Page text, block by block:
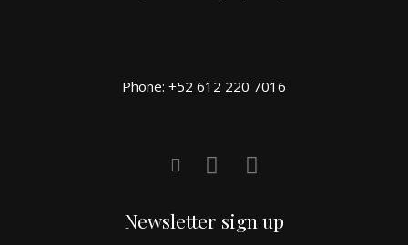
Phone: +52 612 220 7016
Newsletter sign up